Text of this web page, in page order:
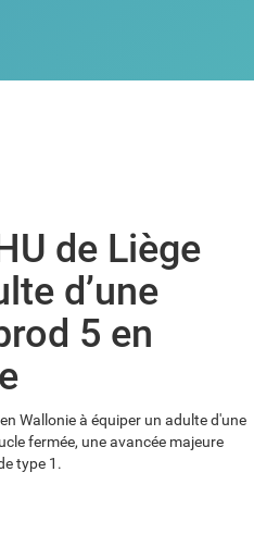
de Liège
d’une
5 en
Wallonie à équiper un adulte d'une
fermée, une avancée majeure
type 1.